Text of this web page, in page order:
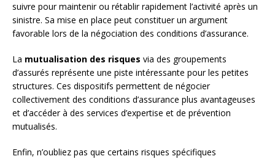
suivre pour maintenir ou rétablir rapidement l’activité après un
sinistre. Sa mise en place peut constituer un argument
favorable lors de la négociation des conditions d’assurance.
La mutualisation des risques via des groupements
d’assurés représente une piste intéressante pour les petites
structures. Ces dispositifs permettent de négocier
collectivement des conditions d’assurance plus avantageuses
et d’accéder à des services d’expertise et de prévention
mutualisés.
Enfin, n’oubliez pas que certains risques spécifiques